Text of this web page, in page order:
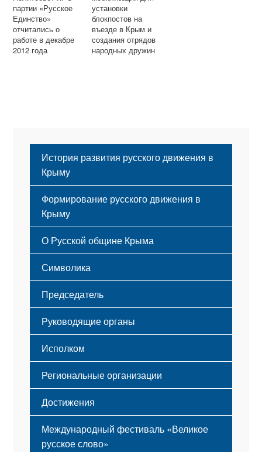
партии «Русское
Единство»
отчитались о
работе в декабре
2012 года
установки
блокпостов на
въезде в Крым и
создания отрядов
народных дружин
История развития русского движения в
Крыму
Формирование русского движения в
Крыму
Русский Крым
О Русской общине Крыма
Этапы становления
Принципы деятельности
Структура
Мероприятия
Символика
Флаг
Герб
Гимн
Председатель
Руководящие органы
Исполком
Региональные организации
Достижения
Международный фестиваль «Великое
русское слово»